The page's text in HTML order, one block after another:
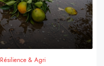
Résilience & Agri